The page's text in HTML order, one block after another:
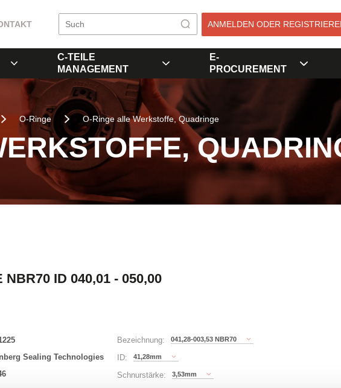
ANMELDEN ODER
C-TEILE
MANAGEMENT
E-
PROCUREMENT
O-Ringe O-Ringe alle Werkstoffe, Quadringe
NBR70 ID 040,01 - 050,00
Sealing Technologies
Bezeichnung: 041,28-003,53 NBR70
ID: 41,28mm
Schnurstärke: 3,53mm